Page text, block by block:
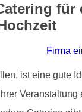
für
Firma
ist eine gute
Veranstaltung